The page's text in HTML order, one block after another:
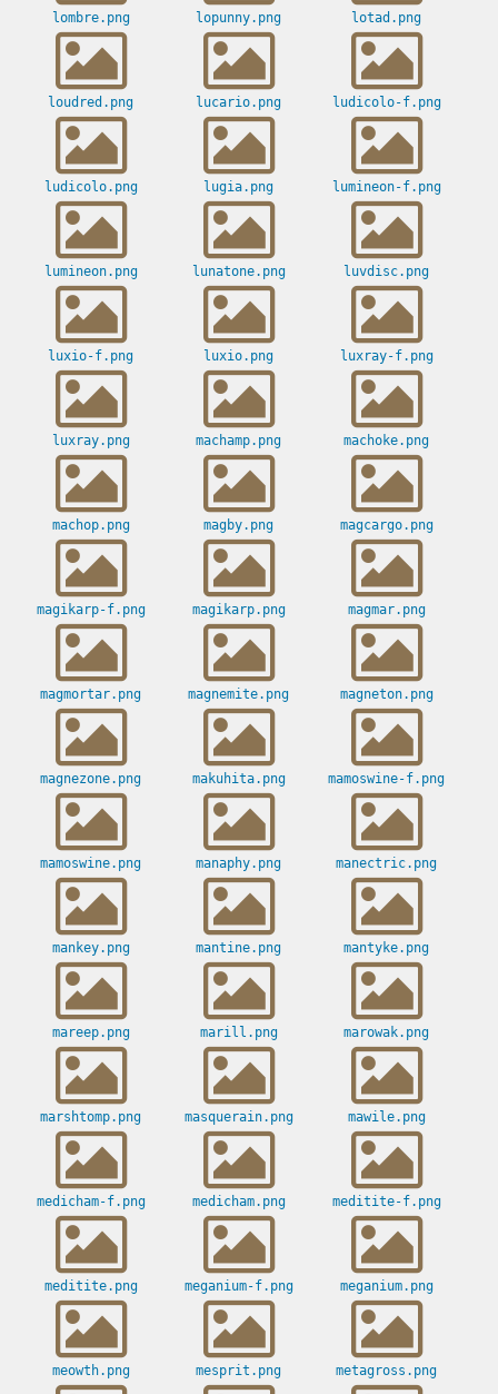
lombre.png lopunny.png lotad.png
loudred.png lucario.png ludicolo-f.png
ludicolo.png lugia.png lumineon-f.png
lumineon.png lunatone.png luvdisc.png
luxio-f.png luxio.png luxray-f.png
luxray.png machamp.png machoke.png
machop.png magby.png magcargo.png
magikarp-f.png magikarp.png magmar.png
magmortar.png magnemite.png magneton.png
magnezone.png makuhita.png mamoswine-f.png
mamoswine.png manaphy.png manectric.png
mankey.png mantine.png mantyke.png
mareep.png marill.png marowak.png
marshtomp.png masquerain.png mawile.png
medicham-f.png medicham.png meditite-f.png
meditite.png meganium-f.png meganium.png
meowth.png mesprit.png metagross.png